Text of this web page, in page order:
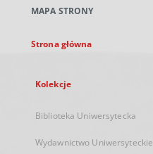
karcie
MAPA STRONY
Strona główna
Kolekcje
Biblioteka Uniwersytecka
Wydawnictwo Uniwersyteckie